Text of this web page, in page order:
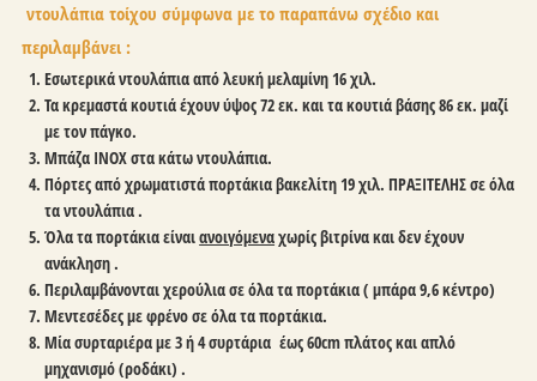
ντουλάπια τοίχου σύμφωνα με το παραπάνω σχέδιο και
περιλαμβάνει :
Εσωτερικά ντουλάπια από λευκή μελαμίνη 16 χιλ.
Τα κρεμαστά κουτιά έχουν ύψος 72 εκ. και τα κουτιά βάσης 86 εκ. μαζί
με τον πάγκο.
Μπάζα INOX στα κάτω ντουλάπια.
Πόρτες από χρωματιστά πορτάκια βακελίτη 19 χιλ. ΠΡΑΞΙΤΕΛΗΣ σε όλα
τα ντουλάπια .
Όλα τα πορτάκια είναιανοιγόμεναχωρίς βιτρίνα και δεν έχουν
ανάκληση .
Περιλαμβάνονται χερούλια σε όλα τα πορτάκια ( μπάρα 9,6 κέντρο)
Μεντεσέδες με φρένο σε όλα τα πορτάκια.
Μία συρταριέρα με 3 ή 4 συρτάρια έως 60cm πλάτος και απλό
μηχανισμό (ροδάκι) .